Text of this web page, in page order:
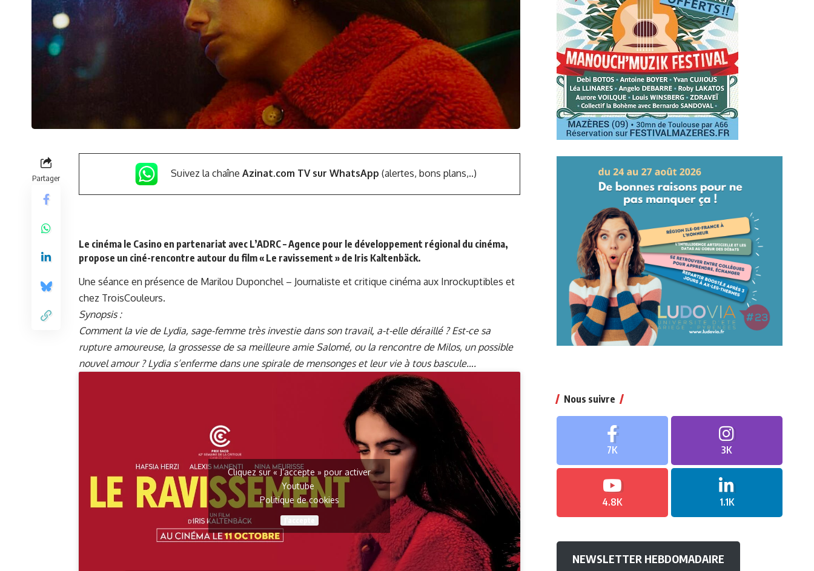
Partager Suivez la chaîne Azinat.com TV sur WhatsApp (alertes, bons plans,..)
Le cinéma le Casino en partenariat avec L’ADRC – Agence pour le développement régional du cinéma,
propose un ciné-rencontre autour du film « Le ravissement » de Iris Kaltenbäck.
Une séance en présence de Marilou Duponchel – Journaliste et critique cinéma aux Inrockuptibles et
chez TroisCouleurs.
Synopsis :
Comment la vie de Lydia, sage-femme très investie dans son travail, a-t-elle déraillé ? Est-ce sa
rupture amoureuse, la grossesse de sa meilleure amie Salomé, ou la rencontre de Milos, un possible
nouvel amour ? Lydia s’enferme dans une spirale de mensonges et leur vie à tous bascule….
Cliquez sur « J’accepte » pour activer
Youtube
Politique de cookies
Nous suivre
7K 3K
4.8K 1.1K
NEWSLETTER HEBDOMADAIRE